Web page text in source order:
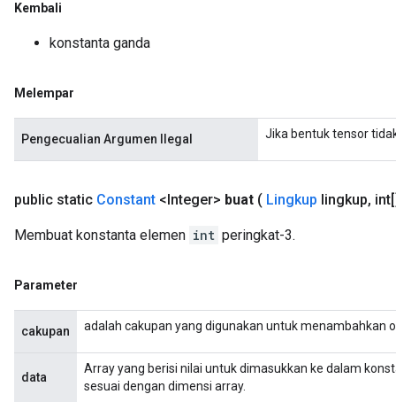
Kembali
konstanta ganda
Melempar
Pengecualian Argumen Ilegal Jika bentuk tensor
public static Constant <Integer> buat ( Lingkup lingkup,
Membuat konstanta elemen int peringkat-3.
Parameter
cakupan adalah cakupan yang digunakan untuk menambahkan
data
Array yang berisi nilai untuk dimasukkan ke dalam
sesuai dengan dimensi array.